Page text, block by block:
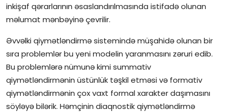
inkişaf qərarlarının əsaslandırılmasında istifadə olunan
məlumat mənbəyinə çevrilir.
Əvvəlki qiymətləndirmə sistemində müşahidə olunan bir
sıra problemlər bu yeni modelin yaranmasını zəruri edib.
Bu problemlərə nümunə kimi summativ
qiymətləndirmənin üstünlük təşkil etməsi və formativ
qiymətləndirmənin çox vaxt formal xarakter daşımasını
söyləyə bilərik. Həmçinin diaqnostik qiymətləndirmə